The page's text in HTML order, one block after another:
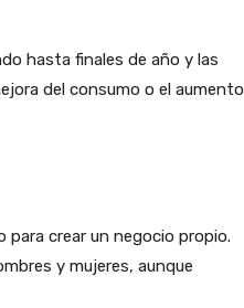
hasta finales de año y las
del consumo o el aumento
para crear un negocio propio.
y mujeres, aunque